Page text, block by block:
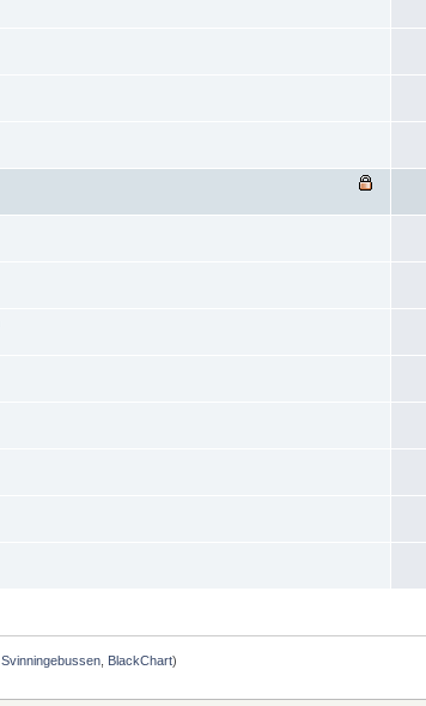
Svinningebussen BlackChart)